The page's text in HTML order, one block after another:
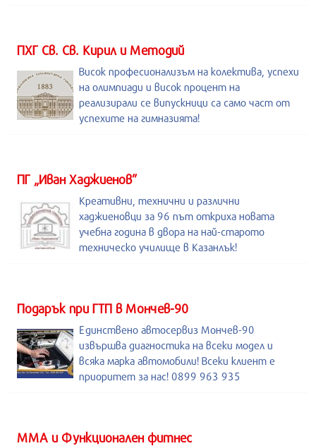
ПХГ Св. Св. Кирил и Методий
Висок професионализъм на колектива, успехи
на олимпиади и висок процент на
реализирали се випускници са само част от
успехите на гимназията!
ПГ „Иван Хаджиенов”
Креативни, технични и различни
хаджиеновци за 96 път откриха новата
учебна година в двора на най-старото
техническо училище в Казанлък!
Подарък при ГТП в Мончев-90
Единствено автосервиз Мончев-90
извършва диагностика на всеки модел и
всяка марка автомобили! Всеки клиент е
приоритет за нас! 0899 963 935
ММА и Функционален фитнес